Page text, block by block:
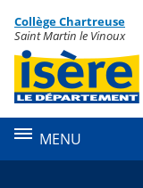
Menu de la rubrique
Contenu
Collège Chartreuse
Saint Martin le Vinoux
MENU